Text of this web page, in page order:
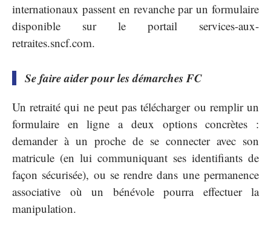
internationaux passent en revanche par un formulaire
disponible sur le portail services-aux-
retraites.sncf.com.
Se faire aider pour les démarches FC
Un retraité qui ne peut pas télécharger ou remplir un
formulaire en ligne a deux options concrètes :
demander à un proche de se connecter avec son
matricule (en lui communiquant ses identifiants de
façon sécurisée), ou se rendre dans une permanence
associative où un bénévole pourra effectuer la
manipulation.